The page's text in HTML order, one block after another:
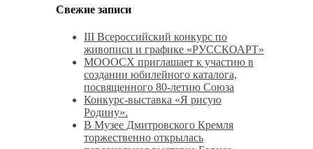
Свежие записи
III Всероссийский конкурс по
живописи и графике «РУССКОАРТ»
МОООСХ приглашает к участию в
создании юбилейного каталога,
посвященного 80-летию Союза
Конкурс‑выставка «Я рисую
Родину».
В Музее Дмитровского Кремля
торжественно открылась